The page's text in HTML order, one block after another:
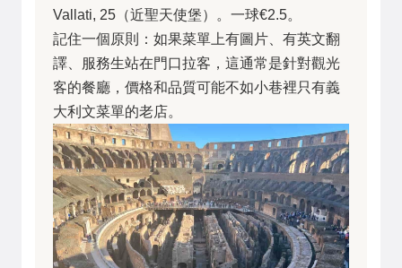
Vallati, 25（近聖天使堡）。一球€2.5。
記住一個原則：如果菜單上有圖片、有英文翻
譯、服務生站在門口拉客，這通常是針對觀光
客的餐廳，價格和品質可能不如小巷裡只有義
大利文菜單的老店。